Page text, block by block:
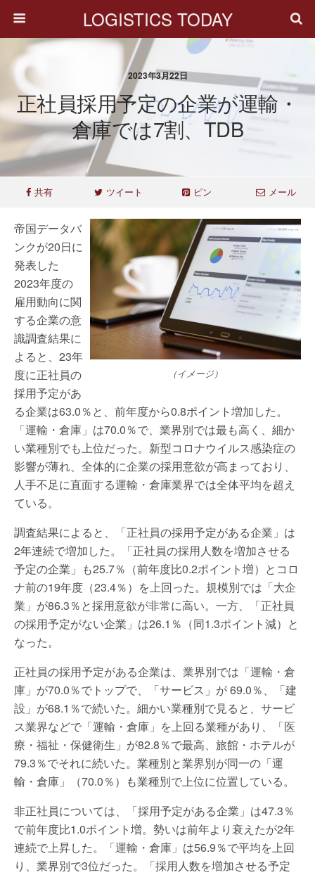
LOGISTICS TODAY
2023年3月22日
正社員採用予定の企業が運輸・
倉庫では7割、TDB
共有 ツイート ピン メール
（イメージ）
帝国データバ
ンクが20日に
発表した
2023年度の
雇用動向に関
する企業の意
識調査結果に
よると、23年
度に正社員の
採用予定があ
る企業は63.0％と、前年度から0.8ポイント増加した。
「運輸・倉庫」は70.0％で、業界別では最も高く、細か
い業種別でも上位だった。新型コロナウイルス感染症の
影響が薄れ、全体的に企業の採用意欲が高まっており、
人手不足に直面する運輸・倉庫業界では全体平均を超え
ている。
調査結果によると、「正社員の採用予定がある企業」は
2年連続で増加した。「正社員の採用人数を増加させる
予定の企業」も25.7％（前年度比0.2ポイント増）とコロ
ナ前の19年度（23.4％）を上回った。規模別では「大企
業」が86.3％と採用意欲が非常に高い。一方、「正社員
の採用予定がない企業」は26.1％（同1.3ポイント減）と
なった。
正社員の採用予定がある企業は、業界別では「運輸・倉
庫」が70.0％でトップで、「サービス」が 69.0％、「建
設」が68.1％で続いた。細かい業種別で見ると、サービ
ス業界などで「運輸・倉庫」を上回る業種があり、「医
療・福祉・保健衛生」が82.8％で最高、旅館・ホテルが
79.3％でそれに続いた。業種別と業界別が同一の「運
輸・倉庫」（70.0％）も業種別で上位に位置している。
非正社員については、「採用予定がある企業」は47.3％
で前年度比1.0ポイント増。勢いは前年より衰えたが2年
連続で上昇した。「運輸・倉庫」は56.9％で平均を上回
り、業界別で3位だった。「採用人数を増加させる予定